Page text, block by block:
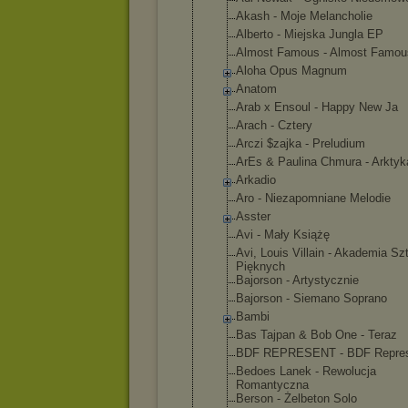
Akash - Moje Melancholie
Alberto - Miejska Jungla EP
Almost Famous - Almost
Aloha Opus Magnum
Anatom
Arab x Ensoul - Happy New Ja
Arach - Cztery
Arczi $zajka - Preludium
ArEs & Paulina Chmura -
Arkadio
Aro - Niezapomniane Melodie
Asster
Avi - Mały Książę
Avi, Louis Villain - Akademia
Pięknych
Bajorson - Artystycznie
Bajorson - Siemano Soprano
Bambi
Bas Tajpan & Bob One - Teraz
BDF REPRESENT - BDF
Bedoes Lanek - Rewolucja
Romantyczna
Berson - Żelbeton Solo